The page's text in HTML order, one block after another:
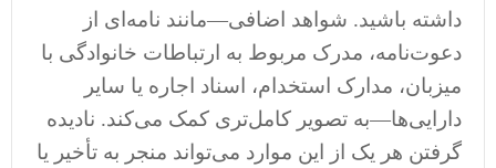
داشته باشید. شواهد اضافی—مانند نامه‌ای از
دعوت‌نامه، مدرک مربوط به ارتباطات خانوادگی با
میزبان، مدارک استخدام، اسناد اجاره یا سایر
دارایی‌ها—به تصویر کامل‌تری کمک می‌کند. نادیده
گرفتن هر یک از این موارد می‌تواند منجر به تأخیر یا